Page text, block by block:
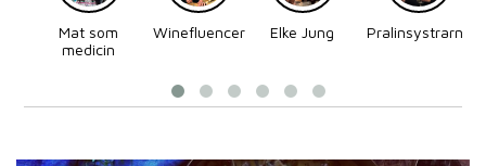
Mat som
medicin
Winefluencer Elke Jung
Pralinsystrarna